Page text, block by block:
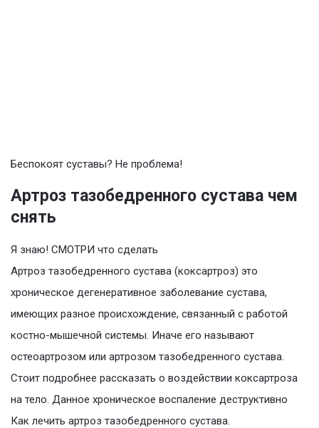
Беспокоят суставы? Не проблема!
Артроз тазобедренного сустава чем
снять
Я знаю! СМОТРИ что сделать
Артроз тазобедренного сустава (коксартроз) это
хроническое дегенеративное заболевание сустава,
имеющих разное происхождение, связанный с работой
костно-мышечной системы. Иначе его называют
остеоартрозом или артрозом тазобедренного сустава.
Стоит подробнее рассказать о воздействии коксартроза
на тело. Данное хроническое воспаление деструктивно
Как лечить артроз тазобедренного сустава.